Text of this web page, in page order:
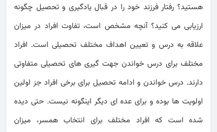
هستید؟ رفتار فرزند خود را در قبال یادگیری و تحصیل چگونه
ارزیابی می کنید؟ آنچه مشخص است، تفاوت افراد در میزان
علاقه به درس و تعیین اهداف مختلف تحصیلی است. افراد
مختلف برای درس خواندن جهت گیری های تحصیلی متفاوتی
دارند. درس خواندن و ادامه تحصیل برای برخی افراد جز اولین
اولویت ها بوده و برای عده ای دیگر اینگونه نیست. حتی دیده
شده است که افراد مختلف برای انتخاب همسر، میزان